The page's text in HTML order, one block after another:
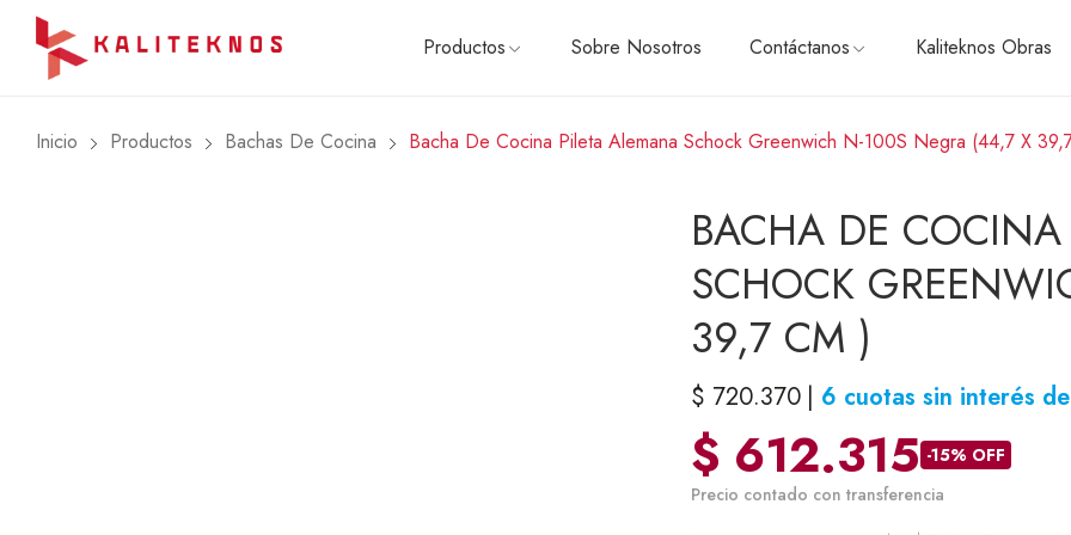
Productos
Side by side
Con freezer superior
Con freezer inferior
Panelables
Cavas y Frigobares
PEQUEÑOS
Cafeteras
Exprimidores y licuadoras
Sobre Nosotros Contáctanos Kaliteknos Obras
Inicio Productos Bachas De Cocina Bacha De Cocina Pileta Alemana Schock Greenwich N-100S Negra (44,7 X
BACHA DE
SCHOCK
39,7 CM )
$ 720.370 6 cuotas sin interés de
$ 612.315 -15% OFF
Precio contado con transferencia